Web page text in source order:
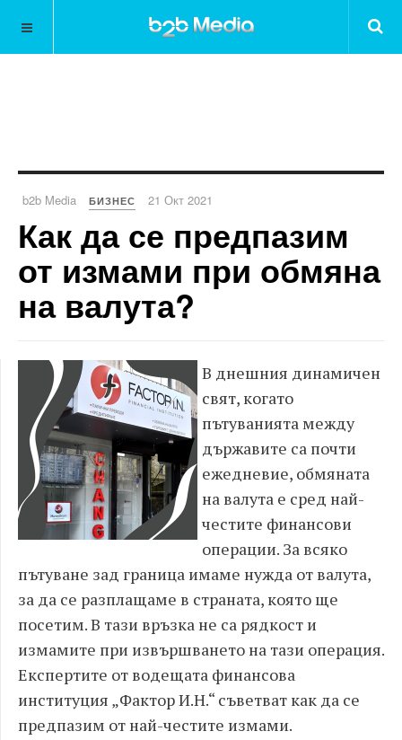
b2b Media БИЗНЕС 21 Окт 2021
Как да се предпазим
от измами при обмяна
на валута?
В днешния динамичен
свят, когато
пътуванията между
държавите са почти
ежедневие, обмяната
на валута е сред най-
честите финансови
операции. За всяко
пътуване зад граница имаме нужда от валута,
за да се разплащаме в страната, която ще
посетим. В тази връзка не са рядкост и
измамите при извършването на тази операция.
Експертите от водещата финансова
институция „Фактор И.Н.“ съветват как да се
предпазим от най-честите измами.